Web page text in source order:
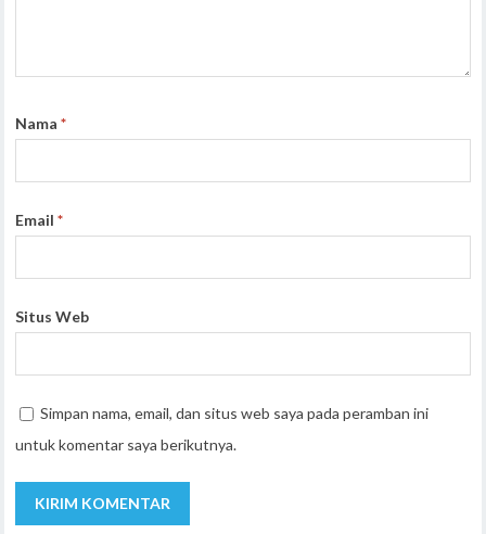
Nama*
Email*
Situs Web
Simpan nama, email, dan situs web saya pada peramban ini
untuk komentar saya berikutnya.